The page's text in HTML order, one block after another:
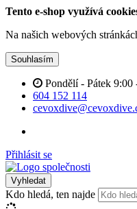
Tento e-shop využívá
Na našich webových
Souhlasím
Pondělí - Pátek 9:00
604 152 114
Přihlásit se
Vyhledat
Kdo hledá, ten najde